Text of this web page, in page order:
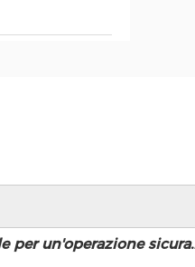
per un'operazione